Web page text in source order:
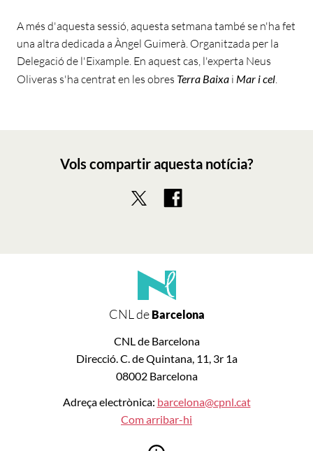
A més d'aquesta sessió, aquesta setmana també se n'ha fet
una altra dedicada a Àngel Guimerà. Organitzada per la
Delegació de l'Eixample. En aquest cas, l'experta Neus
Oliveras s'ha centrat en les obres Terra Baixa i Mar i cel.
Vols compartir aquesta notícia?
CNL deBarcelona
CNL de Barcelona
Direcció. C. de Quintana, 11, 3r 1a
08002 Barcelona
Adreça electrònica: barcelona@cpnl.cat
Com arribar-hi